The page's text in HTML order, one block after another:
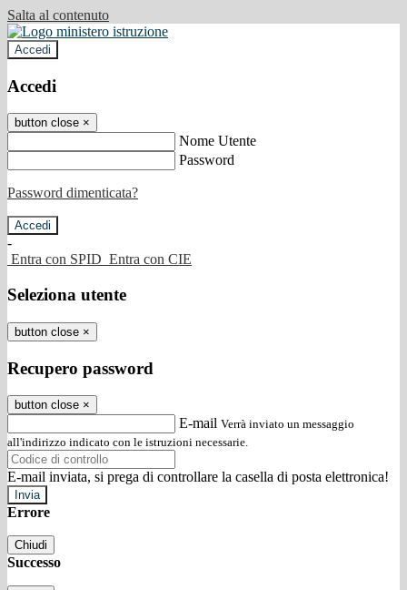
Salta al contenuto
Accedi
Accedi
button close ×
Nome Utente
Password
Password dimenticata?
-
Entra con SPID Entra con CIE
Seleziona utente
button close ×
Recupero password
button close ×
E-mail Verrà inviato un messaggio
all'indirizzo indicato con le istruzioni necessarie.
E-mail inviata, si prega di controllare la casella di posta elettronica!
Errore
Chiudi
Successo